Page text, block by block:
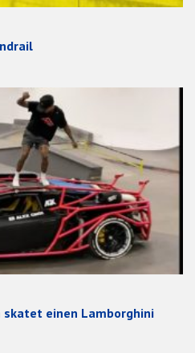
skatet einen Lamborghini